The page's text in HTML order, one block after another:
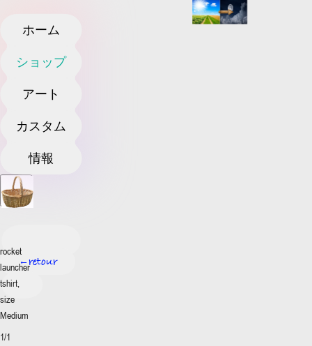
ホーム
ショップ
アート
カスタム
情報
←retour
rocket
launcher
tshirt,
size
Medium
1/1